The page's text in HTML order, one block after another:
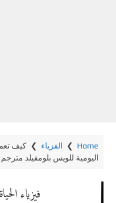
Home
❯ الفزياء ❯ كيف
اليومية للويس بلومفيلد مترجم